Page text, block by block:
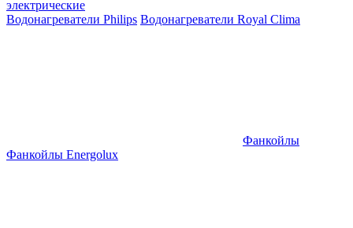
электрические
Водонагреватели Philips Водонагреватели Royal Clima
Фанкойлы
Фанкойлы Energolux